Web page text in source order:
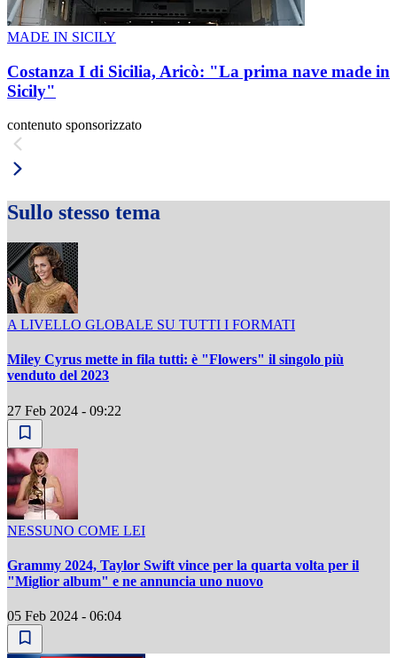
MADE IN SICILY
Costanza I di Sicilia, Aricò: "La prima nave made in
Sicily"
contenuto sponsorizzato
Sullo stesso tema
A LIVELLO GLOBALE SU TUTTI I FORMATI
Miley Cyrus mette in fila tutti: è "Flowers" il singolo più
venduto del 2023
27 Feb 2024 - 09:22
NESSUNO COME LEI
Grammy 2024, Taylor Swift vince per la quarta volta per il
"Miglior album" e ne annuncia uno nuovo
05 Feb 2024 - 06:04